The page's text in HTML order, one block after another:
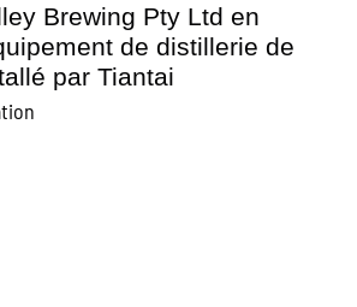
au Japon - Tiantai a
de distillerie de